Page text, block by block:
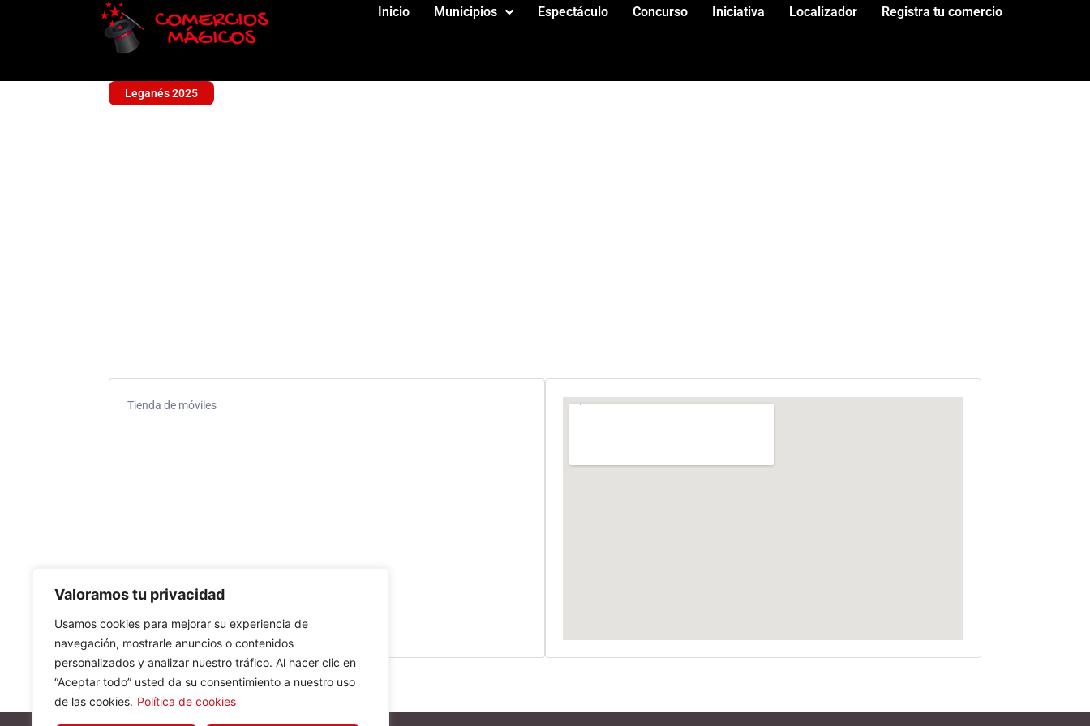
Valoramos tu privacidad
Usamos cookies para mejorar su experiencia de
navegación, mostrarle anuncios o contenidos
personalizados y analizar nuestro tráfico. Al hacer clic en
“Aceptar todo” usted da su consentimiento a nuestro uso
de las cookies. Política de cookies
Inicio Municipios Espectáculo Concurso Iniciativa Localizador Registra tu comercio
Leganés 2025
Tienda de móviles